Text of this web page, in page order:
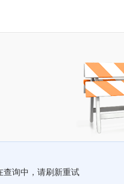
查询中，请刷新重试